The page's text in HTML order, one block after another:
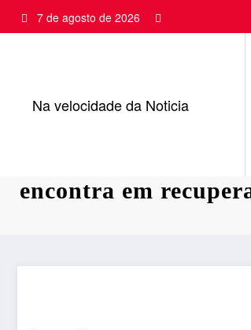
para
7 de agosto de 2026
Na velocidade da Noticia
encontra em